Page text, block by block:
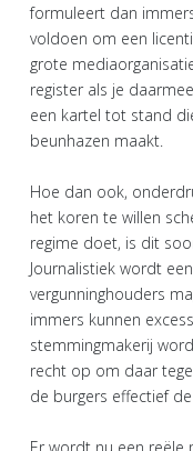
formuleert dan
voldoen om een
grote
register als je
een kartel tot stand
beunhazen maakt.
Hoe dan ook,
het koren te willen
regime doet, is dit
Journalistiek wordt
vergunninghouders
immers kunnen
stemmingmakerij
recht op om daar
de burgers effectief
Er wordt nu een reële